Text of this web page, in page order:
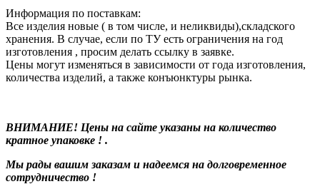
Информация по поставкам:
Все изделия новые ( в том числе, и неликвиды),складского
хранения. В случае, если по ТУ есть ограничения на год
изготовления , просим делать ссылку в заявке.
Цены могут изменяться в зависимости от года изготовления,
количества изделий, а также конъюнктуры рынка.
ВНИМАНИЕ! Цены на сайте указаны на количество
кратное упаковке ! .
Мы рады вашим заказам и надеемся на долговременное
сотрудничество !